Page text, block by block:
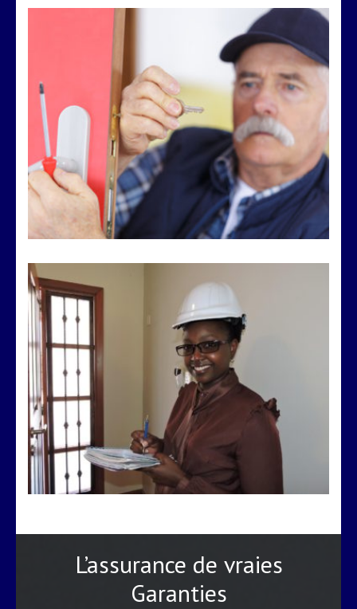
Changement de barillet
Remplacement d’un cylindre de serrure
VOIR LES DÉTAILS
Devis Serrurerie
Rendez-vous d’évaluation de chantier pour réalisation
d’un devis en serrurerie
VOIR LES DÉTAILS
L’assurance de vraies
Garanties